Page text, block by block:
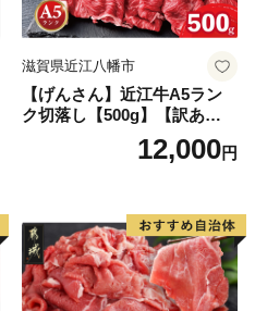
滋賀県近江八幡市
【げんさん】近江牛A5ラン
ク切落し【500g】【訳あり】
12,000円